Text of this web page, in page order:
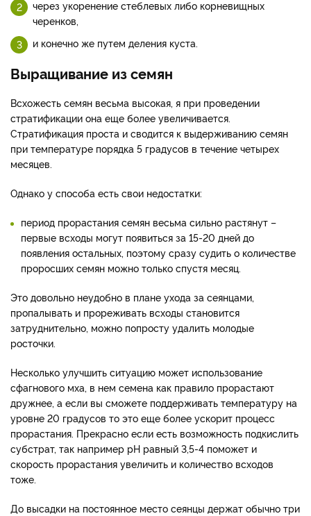
через укоренение стеблевых либо корневищных
черенков,
и конечно же путем деления куста.
Выращивание из семян
Всхожесть семян весьма высокая, я при проведении
стратификации она еще более увеличивается.
Стратификация проста и сводится к выдерживанию семян
при температуре порядка 5 градусов в течение четырех
месяцев.
Однако у способа есть свои недостатки:
период прорастания семян весьма сильно растянут –
первые всходы могут появиться за 15-20 дней до
появления остальных, поэтому сразу судить о количестве
проросших семян можно только спустя месяц.
Это довольно неудобно в плане ухода за сеянцами,
пропалывать и прореживать всходы становится
затруднительно, можно попросту удалить молодые
росточки.
Несколько улучшить ситуацию может использование
сфагнового мха, в нем семена как правило прорастают
дружнее, а если вы сможете поддерживать температуру на
уровне 20 градусов то это еще более ускорит процесс
прорастания. Прекрасно если есть возможность подкислить
субстрат, так например pH равный 3,5-4 поможет и
скорость прорастания увеличить и количество всходов
тоже.
До высадки на постоянное место сеянцы держат обычно три